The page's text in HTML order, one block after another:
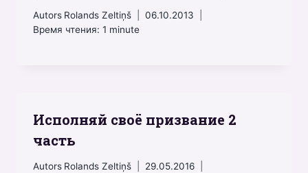
Autors Rolands Zeltiņš
06.10.2013
Время чтения: 1 minute
Исполняй своё призвание 2
часть
Autors Rolands Zeltiņš
29.05.2016